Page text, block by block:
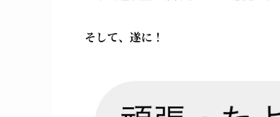
そして、遂に！